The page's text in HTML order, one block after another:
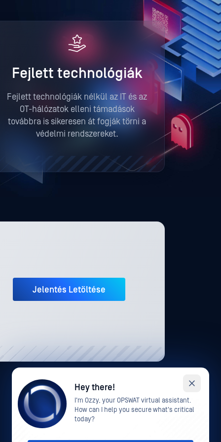
Fejlett technológiák
Fejlett technológiák nélkül az IT és az
OT-hálózatok elleni támadások
továbbra is sikeresen át fogják törni a
védelmi rendszereket.
Jelentés Letöltése
Hey there!
I'm Ozzy, your OPSWAT virtual assistant.
How can I help you secure what's critical
today?